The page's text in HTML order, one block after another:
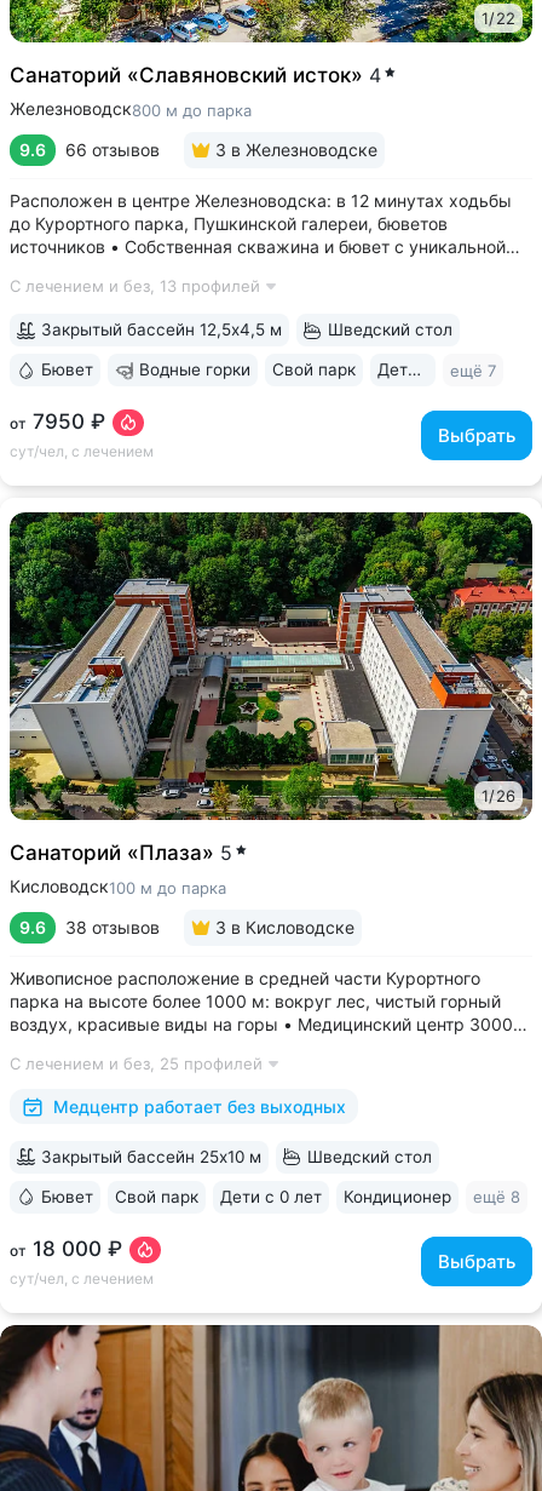
1/22
Санаторий «Славяновский исток» 4
Железноводск800 м до парка
9.6 66 отзывов 3 в Железноводске
Расположен в центре Железноводска: в 12 минутах ходьбы
до Курортного парка, Пушкинской галереи, бюветов
источников • Собственная скважина и бювет с уникальной
только здесь. Источник № 61 ессентукского типа показан для
С лечением и без, 13 профилей
от 7950 ₽
сут/чел, с лечением
Выбрать
Закрытый бассейн 12,5х4,5 м Шведский стол
Бювет Водные горки Свой парк Дети с 0 лет ещё 7
1/26
Санаторий «Плаза» 5
Кисловодск100 м до парка
9.6 38 отзывов 3 в Кисловодске
Живописное расположение в средней части Курортного
парка на высоте более 1000 м: вокруг лес, чистый горный
воздух, красивые виды на горы • Медицинский центр 3000
квалификации • Более 1000 видов диагностики и ДНК-
исследований. Есть диагностика...
С лечением и без, 25 профилей
Медцентр работает без выходных
от 18 000 ₽
сут/чел, с лечением
Выбрать
Закрытый бассейн 25x10 м Шведский стол
Бювет Свой парк Дети с 0 лет Кондиционер ещё 8